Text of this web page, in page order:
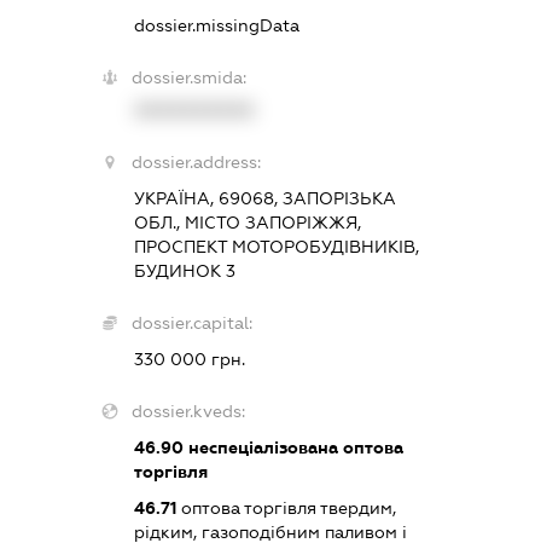
dossier.missingData
dossier.smida:
dossier.address:
УКРАЇНА, 69068, ЗАПОРІЗЬКА
ОБЛ., МІСТО ЗАПОРІЖЖЯ,
ПРОСПЕКТ МОТОРОБУДІВНИКІВ,
БУДИНОК 3
dossier.capital:
330 000 грн.
dossier.kveds:
46.90неспеціалізована оптова
торгівля
46.71оптова торгівля твердим,
рідким, газоподібним паливом і